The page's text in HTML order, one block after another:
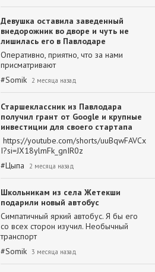
Девушка оставила заведенный
внедорожник во дворе и чуть не
лишилась его в Павлодаре
Оперативно, приятно, что за нами
присматривают
#Somik 2 месяца назад
Старшеклассник из Павлодара
получил грант от Google и крупные
инвестиции для своего стартапа
https://youtube.com/shorts/uuBqwFAVCx
I?si=JX18ylmFk_gnIR0z
#Цыпа 2 месяца назад
Школьникам из села Жетекши
подарили новый автобус
Симпатичный яркий автобус. Я бы его
со всех сторон изучил. Необычный
транспорт
#Somik 3 месяца назад